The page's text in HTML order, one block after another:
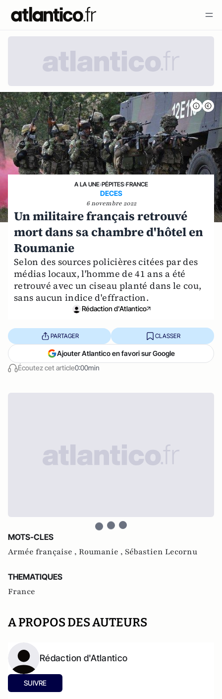
A LA UNE›PÉPITES›FRANCE
DECES
6 novembre 2022
Un militaire français retrouvé
mort dans sa chambre d'hôtel en
Roumanie
Selon des sources policières citées par des
médias locaux, l'homme de 41 ans a été
retrouvé avec un ciseau planté dans le cou,
sans aucun indice d'effraction.
Rédaction d'Atlantico
Écoutez cet article0:00min
PARTAGER CLASSER
Ajouter Atlantico en favori sur Google
MOTS-CLES
Armée française , Roumanie , Sébastien Lecornu
THEMATIQUES
France
A PROPOS DES AUTEURS
Rédaction d'Atlantico
SUIVRE